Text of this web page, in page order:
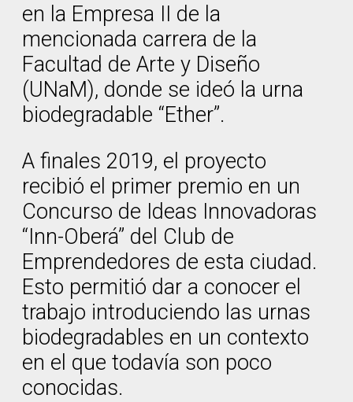
en la Empresa II de la
mencionada carrera de la
Facultad de Arte y Diseño
(UNaM), donde se ideó la urna
biodegradable “Ether”.
A finales 2019, el proyecto
recibió el primer premio en un
Concurso de Ideas Innovadoras
“Inn-Oberá” del Club de
Emprendedores de esta ciudad.
Esto permitió dar a conocer el
trabajo introduciendo las urnas
biodegradables en un contexto
en el que todavía son poco
conocidas.